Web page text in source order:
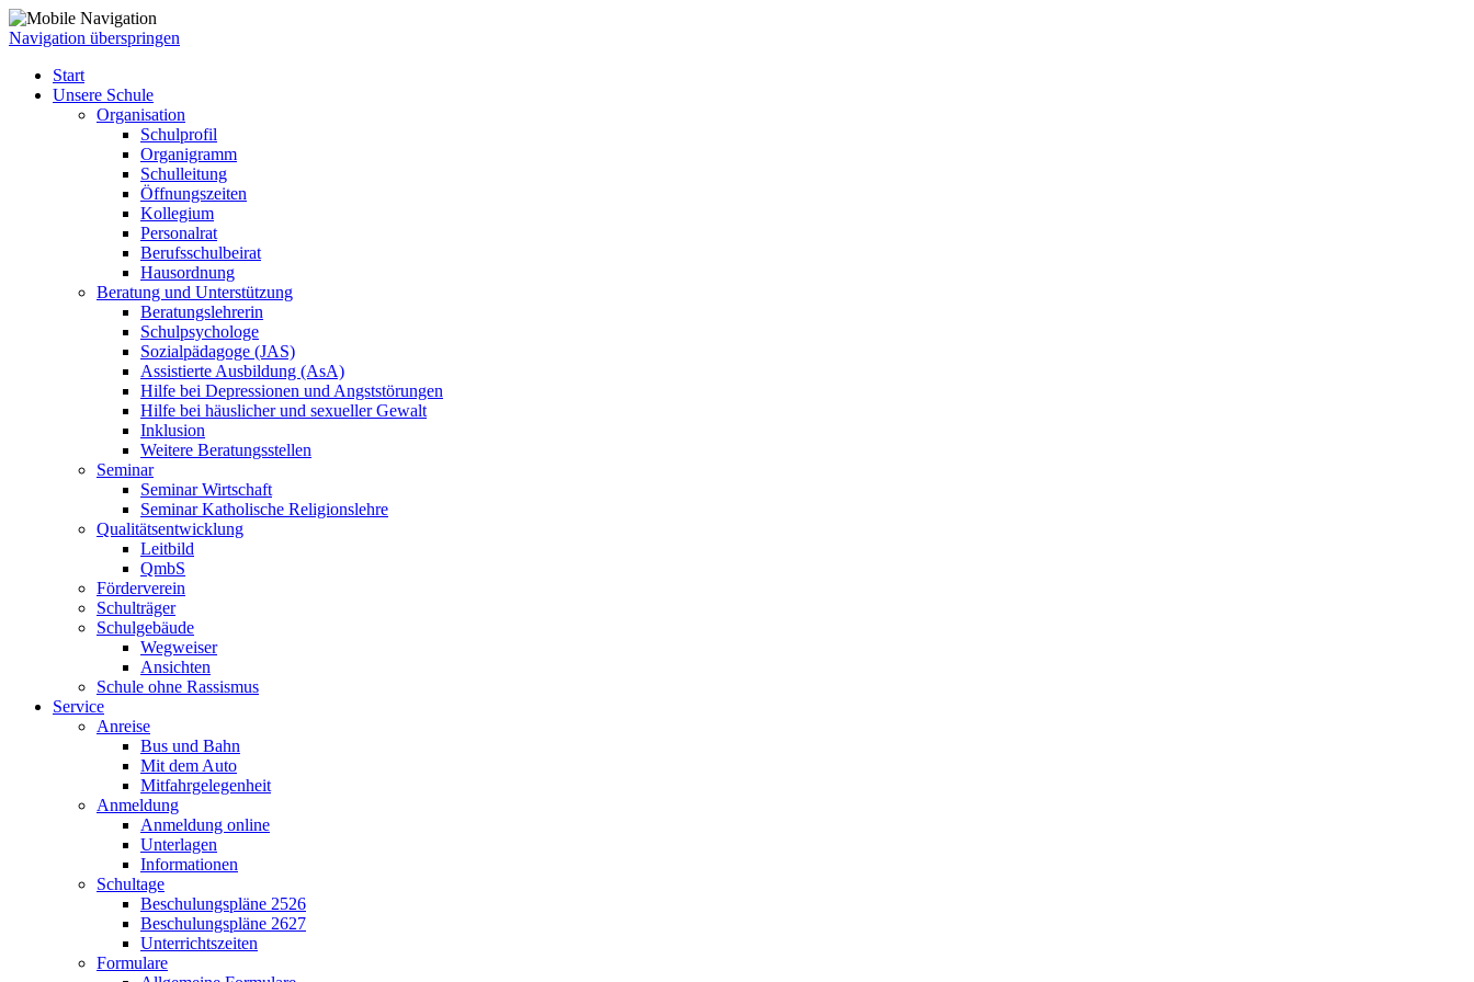
Navigation überspringen
Start
Unsere Schule
Organisation
Schulprofil
Organigramm
Schulleitung
Öffnungszeiten
Kollegium
Personalrat
Berufsschulbeirat
Hausordnung
Beratung und Unterstützung
Beratungslehrerin
Schulpsychologe
Sozialpädagoge (JAS)
Assistierte Ausbildung (AsA)
Hilfe bei Depressionen und Angststörungen
Hilfe bei häuslicher und sexueller Gewalt
Inklusion
Weitere Beratungsstellen
Seminar
Seminar Wirtschaft
Seminar Katholische Religionslehre
Qualitätsentwicklung
Leitbild
QmbS
Förderverein
Schulträger
Schulgebäude
Wegweiser
Ansichten
Schule ohne Rassismus
Service
Anreise
Bus und Bahn
Mit dem Auto
Mitfahrgelegenheit
Anmeldung
Anmeldung online
Unterlagen
Informationen
Schultage
Beschulungspläne 2526
Beschulungspläne 2627
Unterrichtszeiten
Formulare